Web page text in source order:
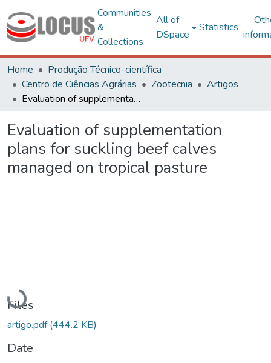
Communities
&
Collections
All of
DSpace
Statistics
Home
Produção Técnico-científica
Centro de Ciências Agrárias
Zootecnia
Artigos
Evaluation of supplementation plans for suckling beef calves managed on tropical pasture
Evaluation of supplementation
plans for suckling beef calves
managed on tropical pasture
Loading...
Files
artigo.pdf(444.2 KB)
Date